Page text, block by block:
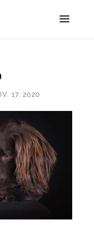
17, 2020